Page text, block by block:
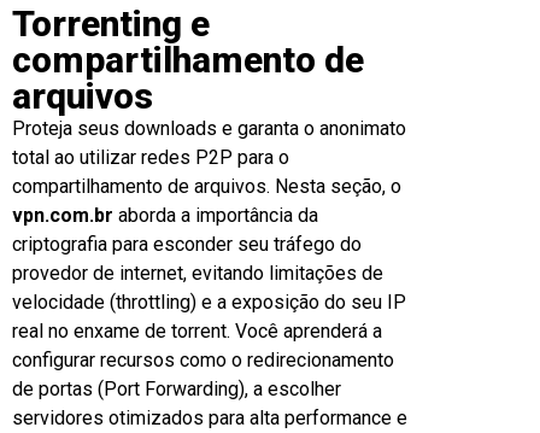
Torrenting e
compartilhamento de
arquivos
Proteja seus downloads e garanta o anonimato
total ao utilizar redes P2P para o
compartilhamento de arquivos. Nesta seção, o
vpn.com.br aborda a importância da
criptografia para esconder seu tráfego do
provedor de internet, evitando limitações de
velocidade (throttling) e a exposição do seu IP
real no enxame de torrent. Você aprenderá a
configurar recursos como o redirecionamento
de portas (Port Forwarding), a escolher
servidores otimizados para alta performance e